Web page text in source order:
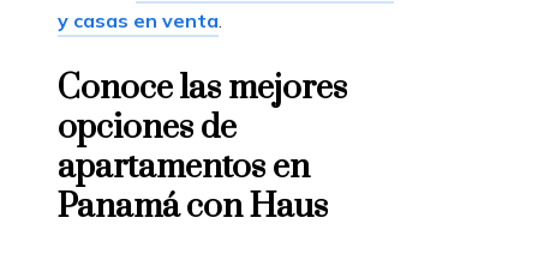
y casas en venta
Conoce las mejores
opciones de
apartamentos en
Panamá con Haus